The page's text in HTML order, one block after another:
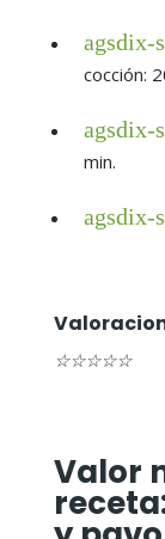
agsdix-
cocción:
agsdix-
min.
agsdix-
☆☆☆☆☆
Valor